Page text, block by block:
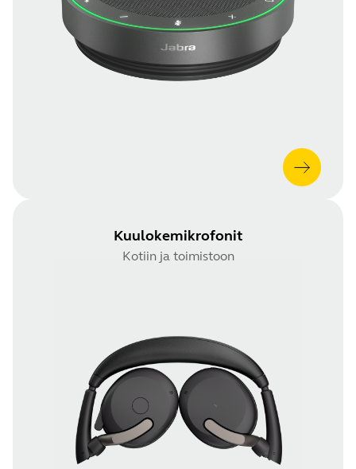
Kuulokemikrofonit
Kotiin ja toimistoon